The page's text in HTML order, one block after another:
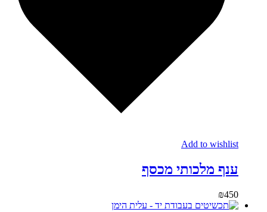
Add to wishlist
ענף מלכותי מכסף
₪450